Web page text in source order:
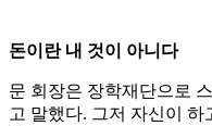
돈이란 내 것이 아니다
문 회장은 장학재단으로
고 말했다. 그저 자신이 하